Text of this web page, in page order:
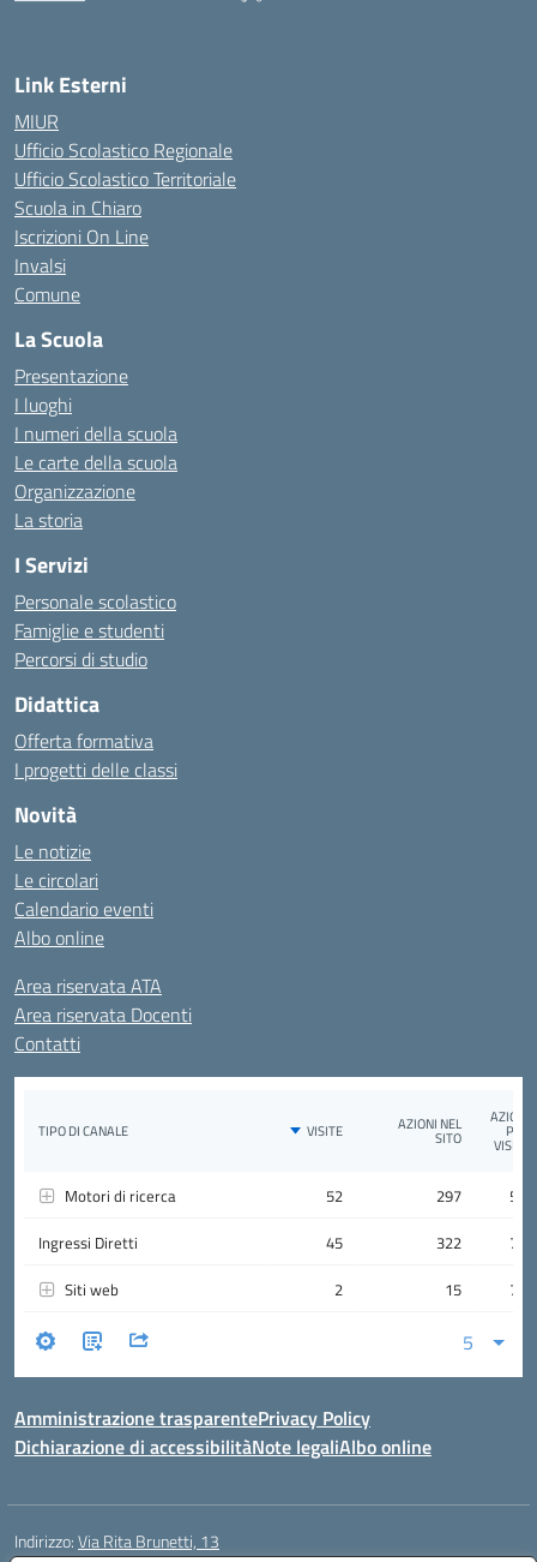
Link Esterni
MIUR
Ufficio Scolastico Regionale
Ufficio Scolastico Territoriale
Scuola in Chiaro
Iscrizioni On Line
Invalsi
Comune
La Scuola
Presentazione
I luoghi
I numeri della scuola
Le carte della scuola
Organizzazione
La storia
I Servizi
Personale scolastico
Famiglie e studenti
Percorsi di studio
Didattica
Offerta formativa
I progetti delle classi
Novità
Le notizie
Le circolari
Calendario eventi
Albo online
Area riservata ATA
Area riservata Docenti
Contatti
Amministrazione trasparentePrivacy Policy
Dichiarazione di accessibilitàNote legaliAlbo online
Indirizzo:Via Rita Brunetti, 13